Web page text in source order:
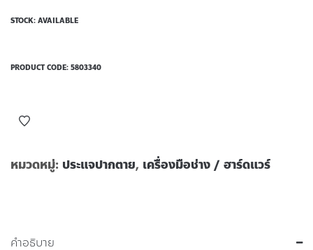
STOCK: AVAILABLE
PRODUCT CODE: 5803340
หมวดหมู่: ประแจปากตาย, เครื่องมือช่าง / ฮาร์ดแวร์
คำอธิบาย